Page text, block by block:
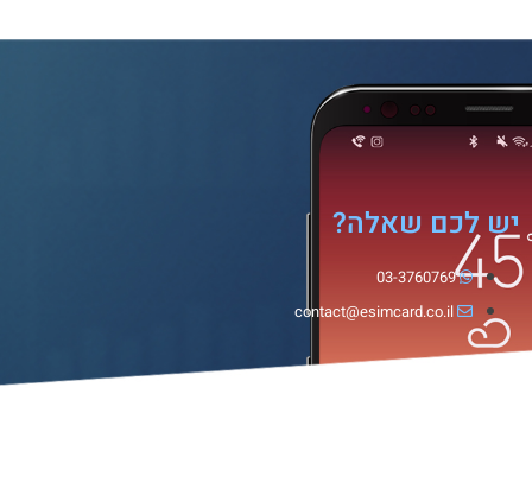
יש לכם שאלה?
03-3760769
contact@esimcard.co.il